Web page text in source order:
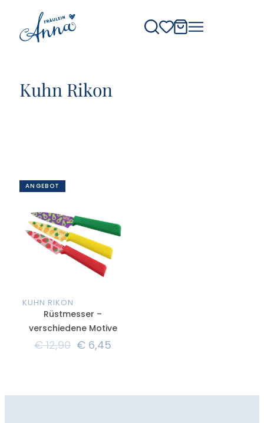
Kuhn Rikon
ANGEBOT
KUHN RIKON
Rüstmesser –
verschiedene Motive
€12,90 € 6,45